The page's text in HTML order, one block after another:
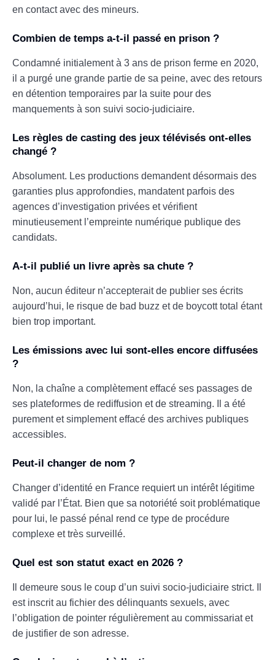
en contact avec des mineurs.
Combien de temps a-t-il passé en prison ?
Condamné initialement à 3 ans de prison ferme en 2020,
il a purgé une grande partie de sa peine, avec des retours
en détention temporaires par la suite pour des
manquements à son suivi socio-judiciaire.
Les règles de casting des jeux télévisés ont-elles
changé ?
Absolument. Les productions demandent désormais des
garanties plus approfondies, mandatent parfois des
agences d’investigation privées et vérifient
minutieusement l’empreinte numérique publique des
candidats.
A-t-il publié un livre après sa chute ?
Non, aucun éditeur n’accepterait de publier ses écrits
aujourd’hui, le risque de bad buzz et de boycott total étant
bien trop important.
Les émissions avec lui sont-elles encore diffusées
?
Non, la chaîne a complètement effacé ses passages de
ses plateformes de rediffusion et de streaming. Il a été
purement et simplement effacé des archives publiques
accessibles.
Peut-il changer de nom ?
Changer d’identité en France requiert un intérêt légitime
validé par l’État. Bien que sa notoriété soit problématique
pour lui, le passé pénal rend ce type de procédure
complexe et très surveillé.
Quel est son statut exact en 2026 ?
Il demeure sous le coup d’un suivi socio-judiciaire strict. Il
est inscrit au fichier des délinquants sexuels, avec
l’obligation de pointer régulièrement au commissariat et
de justifier de son adresse.